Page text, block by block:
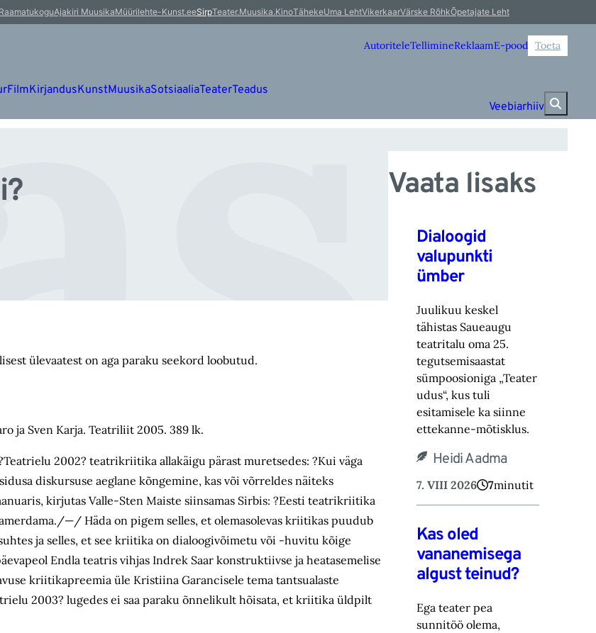
Ajakiri MuusikaMüürilehte-Kunst.eeSirpTeater.Muusika.KinoTähekeUma LehtVikerkaarVärske RõhkÕpetajate Leht
AutoriteleTellimineReklaamE-pood Toeta
FilmKirjandusKunstMuusikaSotsiaaliaTeaterTeadus
Veebiarhiiv
ülevaatest on aga paraku seekord loobutud.
ja Sven Karja. Teatriliit 2005. 389 lk.
2002? teatrikriitika allakäigu pärast muretsedes: ?Kui väga
diskursuse aeglane kõngemine, kas või võrreldes näiteks
kirjutas Valle-Sten Maiste siinsamas Sirbis: ?Eesti teatrikriitika
—/ Häda on pigem selles, et olemasolevas kriitikas puudub
ja selles, et see kriitika on dialoogivõimetu või -huvitu kõige
Endla teatris vihjas Indrek Saar konstruktiivse ja heatasemelise
kriitikapreemia üle Kristiina Garancisele tema tantsualaste
2003? lugedes ei saa paraku õnnelikult hõisata, et kriitika üldpilt
Vaata lisaks
Dialoogid
valupunkti
ümber
Juulikuu keskel
tähistas Saueaugu
teatritalu oma 25.
tegutsemisaastat
sümpoosioniga „Teater
‎udus“, kus tuli
esitamisele ka siinne
ettekanne-mõtisklus.‎
Heidi Aadma
7. VIII 2026 7minutit
Kas oled
vananemisega
algust teinud?
Ega teater pea
sunnitöö olema,